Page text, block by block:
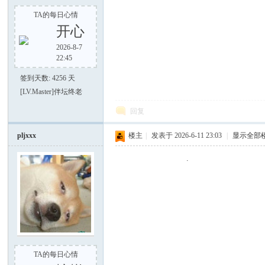
TA的每日心情
开心
2026-8-7
22:45
签到天数: 4256 天
[LV.Master]伴坛终老
回复
pljxxx
TA的每日心情
楼主 发表于 2026-6-11 23:03 显示全部
.